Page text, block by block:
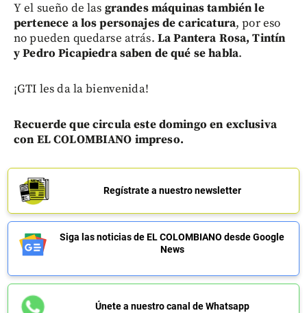
Y el sueño de las grandes máquinas también le
pertenece a los personajes de caricatura, por eso
no pueden quedarse atrás. La Pantera Rosa, Tintín
y Pedro Picapiedra saben de qué se habla.
¡GTI les da la bienvenida!
Recuerde que circula este domingo en exclusiva
con EL COLOMBIANO impreso.
Regístrate a nuestro newsletter
Siga las noticias de EL COLOMBIANO desde Google
News
Únete a nuestro canal de Whatsapp